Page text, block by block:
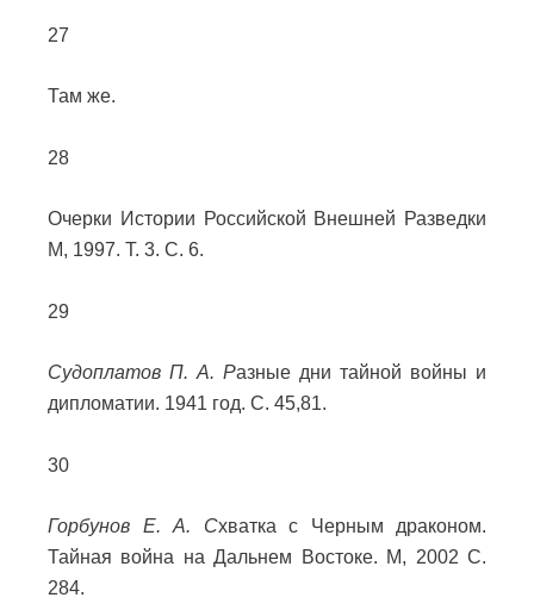
27
Там же.
28
Очерки Истории Российской Внешней Разведки
М, 1997. Т. 3. С. 6.
29
Судоплатов П. А. Разные дни тайной войны и
дипломатии. 1941 год. С. 45,81.
30
Горбунов Е. А. Схватка с Черным драконом.
Тайная война на Дальнем Востоке. М, 2002 С.
284.